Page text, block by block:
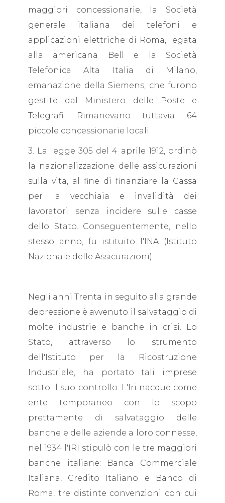
maggiori concessionarie, la Società
generale italiana dei telefoni e
applicazioni elettriche di Roma, legata
alla americana Bell e la Società
Telefonica Alta Italia di Milano,
emanazione della Siemens, che furono
gestite dal Ministero delle Poste e
Telegrafi. Rimanevano tuttavia 64
piccole concessionarie locali.
3. La legge 305 del 4 aprile 1912, ordinò
la nazionalizzazione delle assicurazioni
sulla vita, al fine di finanziare la Cassa
per la vecchiaia e invalidità dei
lavoratori senza incidere sulle casse
dello Stato. Conseguentemente, nello
stesso anno, fu istituito l'INA (Istituto
Nazionale delle Assicurazioni).
Negli anni Trenta in seguito alla grande
depressione è avvenuto il salvataggio di
molte industrie e banche in crisi. Lo
Stato, attraverso lo strumento
dell'Istituto per la Ricostruzione
Industriale, ha portato tali imprese
sotto il suo controllo. L'Iri nacque come
ente temporaneo con lo scopo
prettamente di salvataggio delle
banche e delle aziende a loro connesse,
nel 1934 l'IRI stipulò con le tre maggiori
banche italiane: Banca Commerciale
Italiana, Credito Italiano e Banco di
Roma, tre distinte convenzioni con cui